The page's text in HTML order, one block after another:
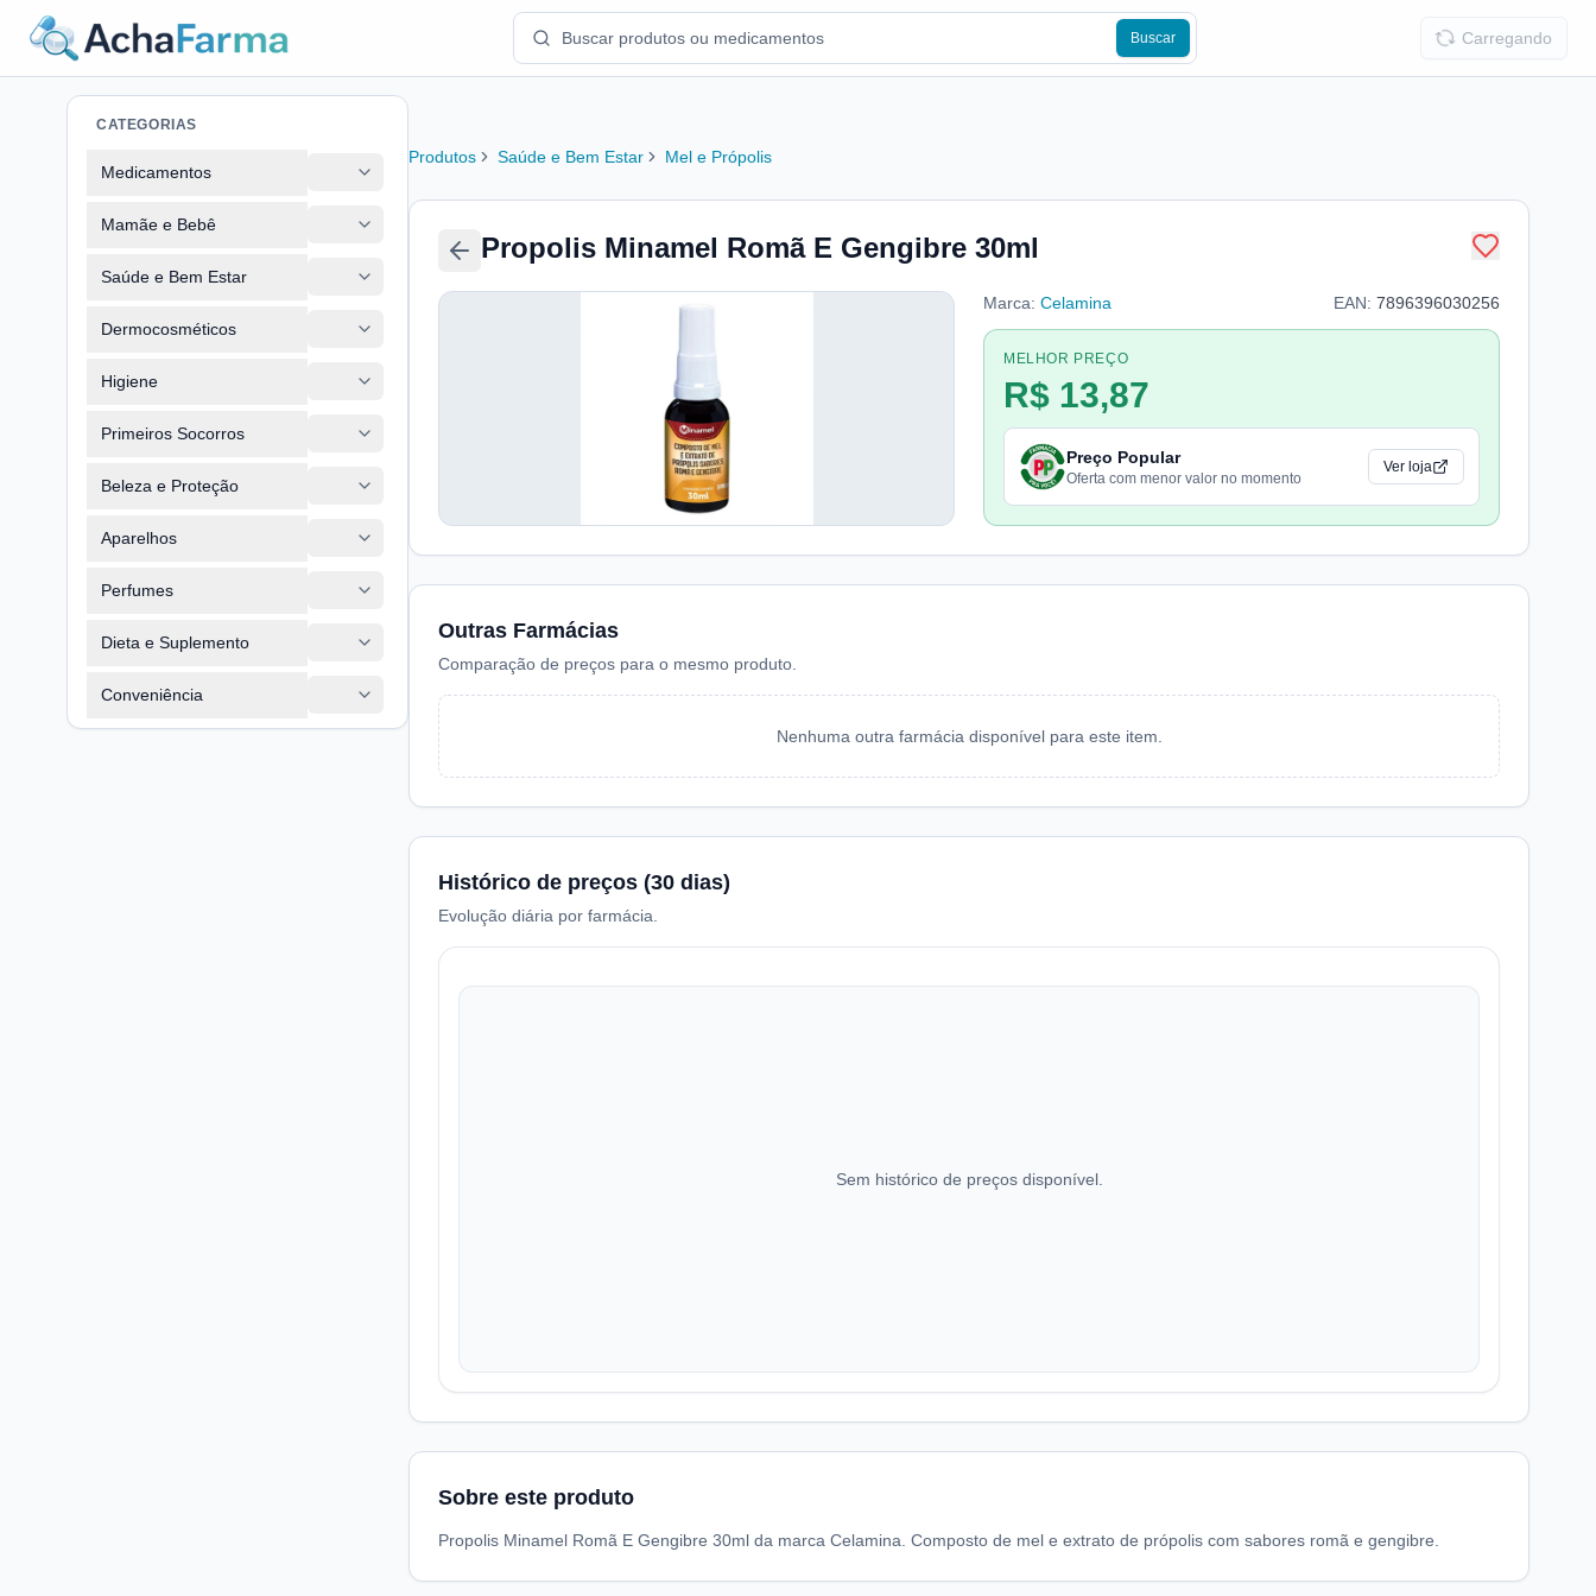
Buscar Carregando
CATEGORIAS
Medicamentos
Mamãe e Bebê
Saúde e Bem Estar
Dermocosméticos
Higiene
Primeiros Socorros
Beleza e Proteção
Aparelhos
Perfumes
Dieta e Suplemento
Conveniência
Produtos Saúde e Bem Estar Mel e Própolis
Propolis Minamel Romã E Gengibre 30ml
Marca: Celamina EAN: 7896396030256
MELHOR PREÇO
R$ 13,87
Preço Popular
Oferta com menor valor no momento
Ver loja
Outras Farmácias
Comparação de preços para o mesmo produto.
Nenhuma outra farmácia disponível para este item.
Histórico de preços (30 dias)
Evolução diária por farmácia.
Sem histórico de preços disponível.
Sobre este produto
Propolis Minamel Romã E Gengibre 30ml da marca Celamina. Composto de mel e extrato de própolis com sabores romã e gengibre.